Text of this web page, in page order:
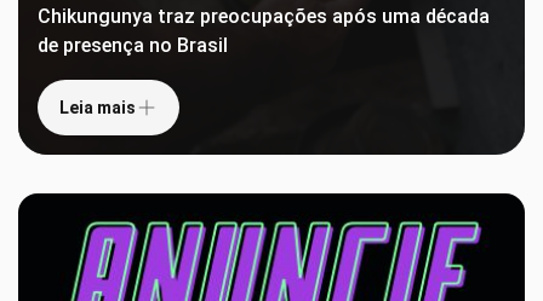
Chikungunya traz preocupações após uma década
de presença no Brasil
Leia mais